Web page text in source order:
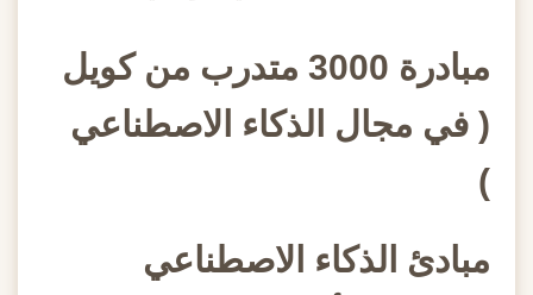
مبادرة 3000 متدرب من كويل
( في مجال الذكاء الاصطناعي
)
مبادئ الذكاء الاصطناعي